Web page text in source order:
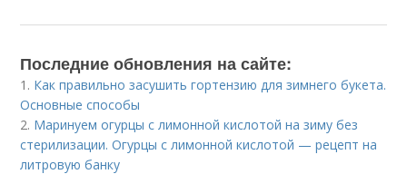
Последние обновления на сайте:
1. Как правильно засушить гортензию для зимнего букета.
Основные способы
2. Маринуем огурцы с лимонной кислотой на зиму без
стерилизации. Огурцы с лимонной кислотой — рецепт на
литровую банку